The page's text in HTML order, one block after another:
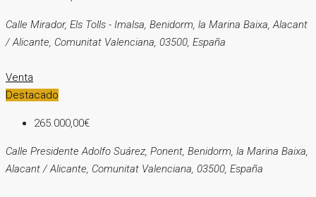
Calle Mirador, Els Tolls - Imalsa, Benidorm, la Marina Baixa, Alacant
/ Alicante, Comunitat Valenciana, 03500, España
Venta
Destacado
265.000,00€
Calle Presidente Adolfo Suárez, Ponent, Benidorm, la Marina Baixa,
Alacant / Alicante, Comunitat Valenciana, 03500, España